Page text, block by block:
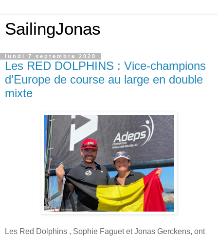
SailingJonas
lundi 7 septembre 2020
Les RED DOLPHINS : Vice-champions
d’Europe de course au large en double
mixte
Les Red Dolphins , Sophie Faguet et Jonas Gerckens, ont